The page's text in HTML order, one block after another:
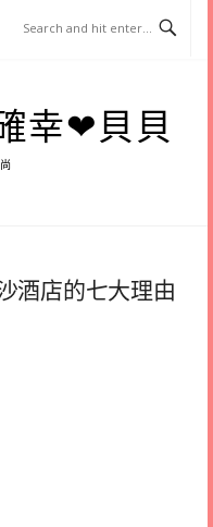
幸❤貝貝
酒店的七大理由